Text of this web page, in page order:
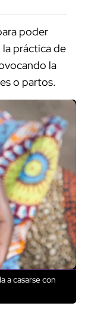
poder
práctica de
la
o partos.
a casarse con